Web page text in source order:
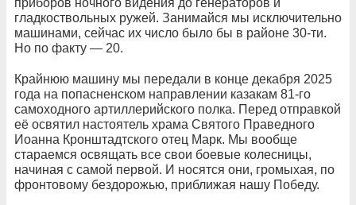
гладкоствольных ружей. Занимайся мы исключительно
машинами, сейчас их число было бы в районе 30-ти.
Но по факту — 20.
Крайнюю машину мы передали в конце декабря 2025
года на попасненском направлении казакам 81-го
самоходного артиллерийского полка. Перед отправкой
её освятил настоятель храма Святого Праведного
Иоанна Кронштадтского отец Марк. Мы вообще
стараемся освящать все свои боевые колесницы,
начиная с самой первой. И носятся они, громыхая, по
фронтовому бездорожью, приближая нашу Победу.